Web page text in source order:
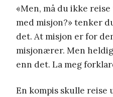
«Men, må du ikke
med misjon?» tenker
det. At misjon er for
misjonærer. Men
enn det. La meg
En kompis skulle reise